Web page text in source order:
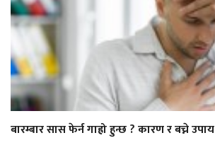
बारम्बार सास फेर्न गाह्रो हुन्छ ? कारण र बच्ने उपाय